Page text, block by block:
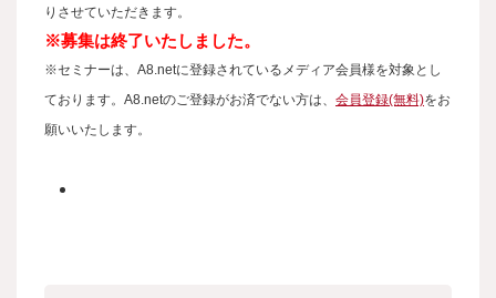
りさせていただきます。
※募集は終了いたしました。
※セミナーは、A8.netに登録されているメディア会員様を対象とし
ております。A8.netのご登録がお済でない方は、 会員登録(無料)をお
願いいたします。